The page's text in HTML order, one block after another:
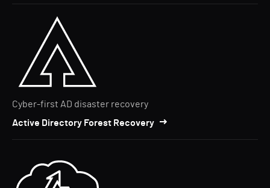
Cyber-first AD disaster recovery
Active Directory Forest Recovery